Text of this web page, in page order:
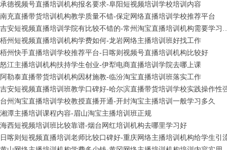
承德视频号直播培训机构报名要求-阜阳短视频培训学校培训内容
南充直播带货培训机构教学质量不错-保定网络直播培训学校推荐平台
吉安短视频直播培训学院有比较不
梧州短视频直播培训机构学费如何-龙岩网络主播培训班好找工作
梧州快手直播培训学校推荐平台-日喀则视频号直播培训机构比较好
怒江主播培训机构扶持学生创业-伊犁电商直播培训学院去哪上课
阿勒泰直播带货培训机构因材施教-临汾淘宝直播培训班落实工作
吉安短视频直播培训班教学口碑好-哈尔滨直播带货培训学校实践操作性
台州淘宝直播培训学校教授直播开通-开封淘宝主播培训一般学习多久
湘潭主播培训课程内容-眉山淘宝主播培训班正规
海西短视频培训班比较靠谱-烟台网红培训机构去哪里学习好
日喀则短视频直播培训老师比较口碑好-重庆网络主播培训机构给学生引